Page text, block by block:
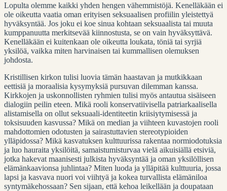
Lopulta olemme kaikki yhden hengen vähemmistöjä. Kenelläkään ei
ole oikeutta vaatia oman erityisen seksuaalisen profiilin yleistettyä
hyväksyntää. Jos joku ei koe sinua kohtaan seksuaalista tai muuta
kumppanuutta merkitsevää kiinnostusta, se on vain hyväksyttävä.
Kenelläkään ei kuitenkaan ole oikeutta loukata, töniä tai syrjiä
yksilöä, vaikka miten harvinaisen tai kummallisen olemuksen
johdosta.
Kristillisen kirkon tulisi luovia tämän haastavan ja mutkikkaan
eettisiä ja moraalisia kysymyksiä pursuvan dilemman kanssa.
Kirkkojen ja uskonnollisten ryhmien tulisi myös antautua sisäiseen
dialogiin peilin eteen. Mikä rooli konservatiivisella patriarkaalisella
alistamisella on ollut seksuaali-identiteetin kriisiytymisessä ja
toksisuuden kasvussa? Mikä on median ja viihteen kuvastojen rooli
mahdottomien odotusten ja sairastuttavien stereotypioiden
ylläpidossa? Mikä kasvatuksen kulttuurissa rakentaa normiodotuksia
ja luo hauraita yksilöitä, samaistumisturvaa vielä aikuisiällä etsiviä,
jotka hakevat maanisesti julkista hyväksyntää ja oman yksilöllisen
elämänkaavionsa juhlintaa? Miten luoda ja ylläpitää kulttuuria, jossa
lapsi ja kasvava nuori voi viihtyä ja kokea turvallista elämäniloa
syntymäkehossaan? Sen sijaan, että kehoa leikellään ja doupataan